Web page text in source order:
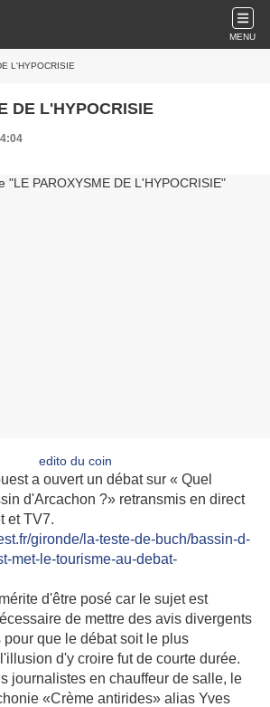
MENU
L'HYPOCRISIE
DE L'HYPOCRISIE
a ouvert un débat sur « Quel
d'Arcachon ?» retransmis en direct
et TV7.
gironde/la-teste-de-buch/bassin-d-
met-le-tourisme-au-debat-
d'être posé car le sujet est
de mettre des avis divergents
que le débat soit le plus
d'y croire fut de courte durée.
journalistes en chauffeur de salle, le
«Crème antirides» alias Yves